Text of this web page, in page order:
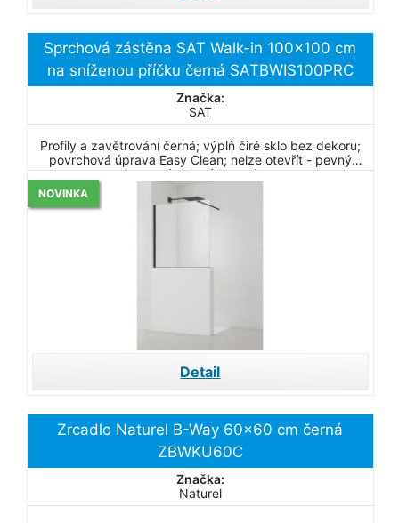
Sprchová zástěna SAT Walk-in 100x100 cm
na sníženou příčku černá SATBWIS100PRC
Značka:
SAT
Profily a zavětrování černá; výplň čiré sklo bez dekoru;
povrchová úprava Easy Clean; nelze otevřít - pevný
systém; levá i pravá
NOVINKA
Detail
Zrcadlo Naturel B-Way 60x60 cm černá
ZBWKU60C
Značka:
Naturel